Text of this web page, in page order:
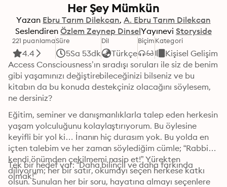
Her Şey Mümkün
Yazan Ebru Tarım Dilekcan A. Ebru Tarım Dilekcan
Seslendiren Özlem Zeynep DinselYayınevi Storyside
221 puanlama
4.4
Süre
5Sa 53dk
Dil
Türkçe
BiçimKategori
Kişisel Gelişim
Access Consciousness’ın sıradışı soruları ile siz de benim
gibi yaşamınızı değiştirebileceğinizi bilseniz ve bu
kitabın da bu konuda destekçiniz olacağını söylesem,
ne dersiniz?
Eğitim, seminer ve danışmanlıklarla talep eden herkesin
yaşam yolculuğunu kolaylaştırıyorum. Bu öylesine
keyifli bir yol ki… İnanın hiç durasım yok. Bu yolda en
içten talebim ve her zaman söylediğim cümle; “Rabbim
kendi önümden çekilmemi nasip et!” Yürekten
diliyorum; her bir satır, okumayı seçen herkese katkı
olsun. Sunulan her bir soru, hayatına almayı seçenlere
Tek bir hedef var: “Daha bilinçli ve daha farkında
olmak!”